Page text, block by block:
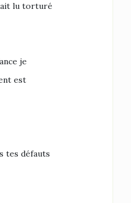
lu torturé
je
est
tes défauts